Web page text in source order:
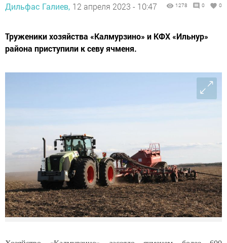
Дильфас Галиев, 12 апреля 2023 - 10:47 1278 0 0
Труженики хозяйства «Калмурзино» и КФХ «Ильнур»
района приступили к севу ячменя.